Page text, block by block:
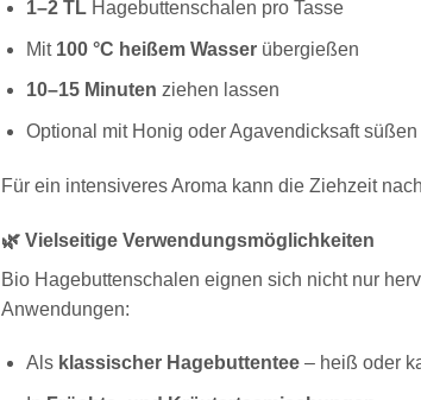
1–2 TLHagebuttenschalen pro Tasse
Mit 100 °C heißem Wasserübergießen
10–15 Minuten ziehen lassen
Optional mit Honig oder Agavendicksaft süßen
Für ein intensiveres Aroma kann die Ziehzeit
🌿 Vielseitige Verwendungsmöglichkeiten
Bio Hagebuttenschalen eignen sich nicht nur
Anwendungen:
Als klassischer Hagebuttentee– heiß oder